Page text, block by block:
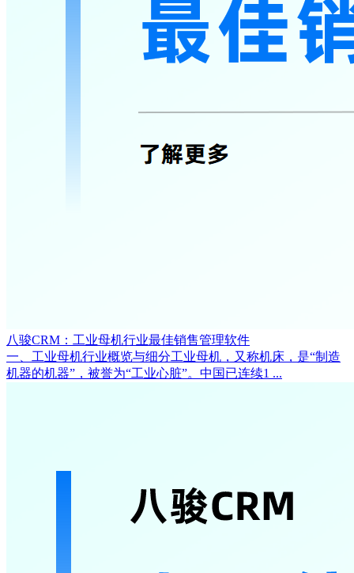
八骏CRM：工业母机行业最佳销售管理软件
一、工业母机行业概览与细分工业母机，又称机床，是“制造
机器的机器”，被誉为“工业心脏”。中国已连续1 ...